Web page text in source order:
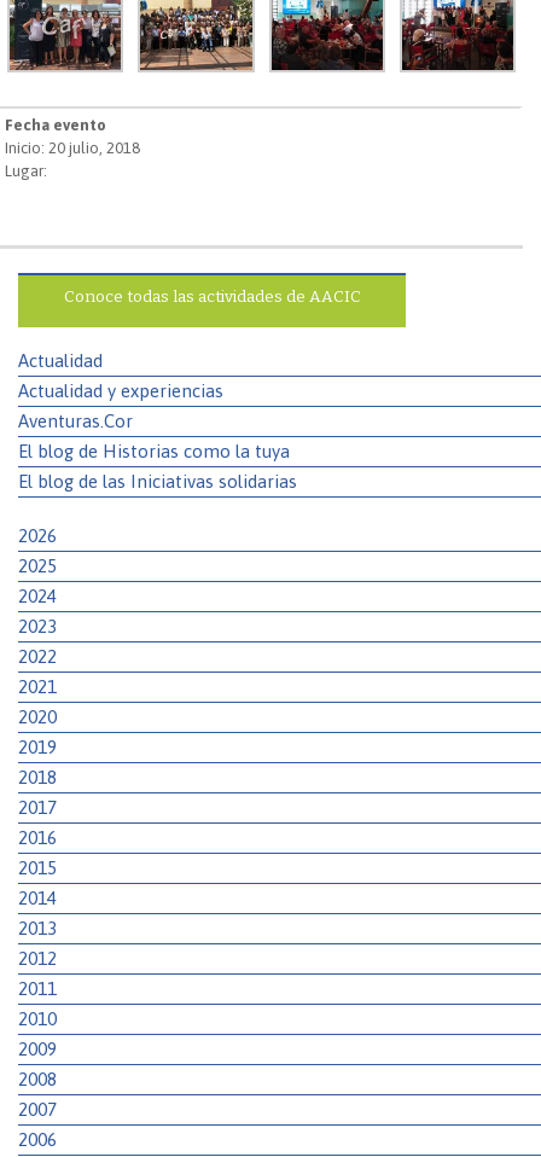
Fecha evento
Inicio: 20 julio, 2018
Lugar:
Conoce todas las actividades de AACIC
Actualidad
Actualidad y experiencias
Aventuras.Cor
El blog de Historias como la tuya
El blog de las Iniciativas solidarias
2026
2025
2024
2023
2022
2021
2020
2019
2018
2017
2016
2015
2014
2013
2012
2011
2010
2009
2008
2007
2006